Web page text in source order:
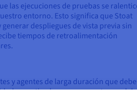
las ejecuciones de pruebas se
entorno. Esto significa que Stoat
despliegues de vista previa sin
tiempos de retroalimentación
y agentes de larga duración que
garantizado asegura que tu canal de